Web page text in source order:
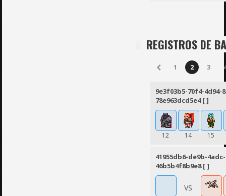
REGISTROS DE
1 2 3
9e3f03b5-70f4-4d94-
78e963dcd5e4 [ ]
12 14 15
41955db6-de9b-
46b5b4f8b9e8 [ ]
VS